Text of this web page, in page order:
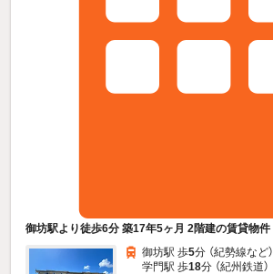
御坊駅より徒歩6分 築17年5ヶ月 2階建の賃貸物件
御坊駅 歩5分 （紀勢線など）
学門駅 歩18分 （紀州鉄道）